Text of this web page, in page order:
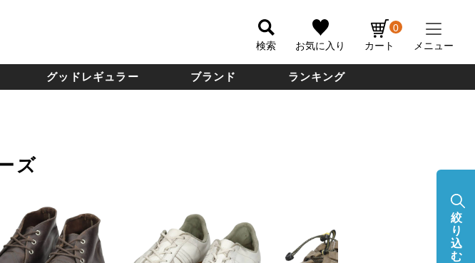
検索 お気に入り カート
0
メニュー
グッドレギュラー ブランド ランキング
ズ
絞
り
込
む